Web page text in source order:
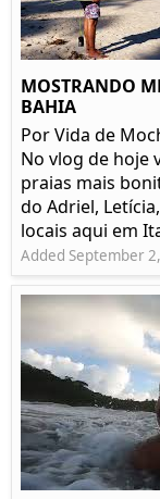
MOSTRANDO
BAHIA
Por Vida de
No vlog de hoje
praias mais
do Adriel,
locais aqui em
Added September